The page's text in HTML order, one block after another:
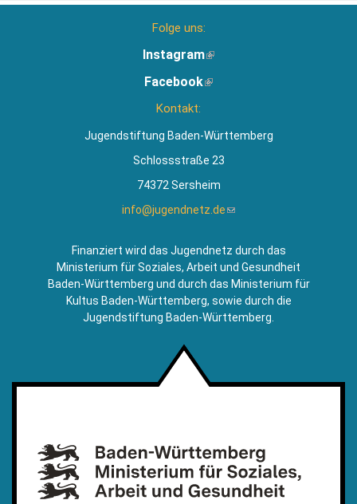
Folge uns:
Instagram(Link
extern)
Facebook(Link
Kontakt:
Jugendstiftung Baden-Württemberg
Schlossstraße 23
74372 Sersheim
info@jugendnetz.de(Link
Mail)
Finanziert wird das Jugendnetz durch das
Ministerium für Soziales, Arbeit und Gesundheit
Baden-Württemberg und durch das Ministerium für
Kultus Baden-Württemberg, sowie durch die
Jugendstiftung Baden-Württemberg.